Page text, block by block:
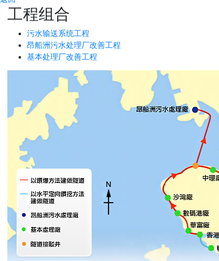
工程组合
污水输送系统工程
昂船洲污水处理厂改善工程
基本处理厂改善工程